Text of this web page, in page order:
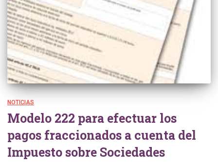
NOTICIAS
Modelo 222 para efectuar los
pagos fraccionados a cuenta del
Impuesto sobre Sociedades